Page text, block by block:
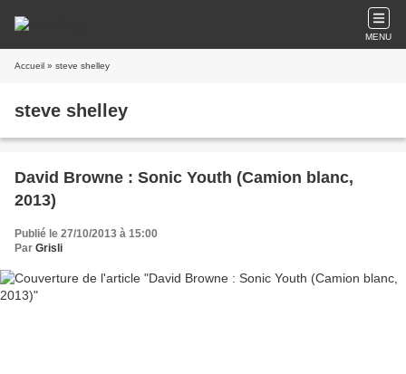
MENU
Accueil » steve shelley
steve shelley
David Browne : Sonic Youth (Camion blanc,
2013)
Publié le 27/10/2013 à 15:00
Par Grisli